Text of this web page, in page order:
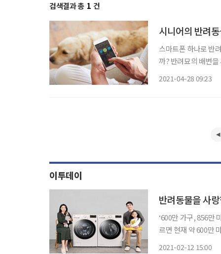
검색결과 총 1 건
시니어의 반려
스마트폰 하나로 반
까? 반려묘의 배변
2021-04-28 09:23
이투데이
반려동물을 사
‘600만 가구, 856만 마리.’ 우리나라에서 반려동물을 기르는 가구 수다. 농
르면 현재 약 600만
2021-02-12 15:00